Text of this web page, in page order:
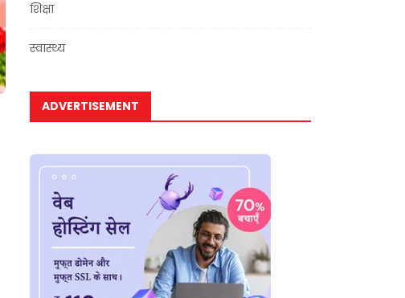
शिक्षा
स्वास्थ्य
ADVERTISEMENT